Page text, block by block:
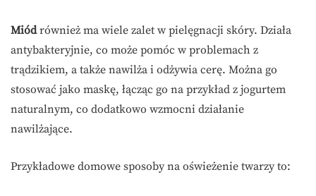
Miódrównież ma wiele zalet w pielęgnacji skóry. Działa
antybakteryjnie, co może pomóc w problemach z
trądzikiem, a także nawilża i odżywia cerę. Można go
stosować jako maskę, łącząc go na przykład z jogurtem
naturalnym, co dodatkowo wzmocni działanie
nawilżające.
Przykładowe domowe sposoby na oświeżenie twarzy to: